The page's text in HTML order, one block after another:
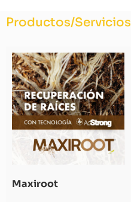
Productos/Servicios
Maxiroot